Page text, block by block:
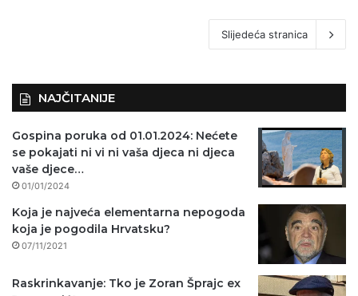
Slijedeća stranica
NAJČITANIJE
Gospina poruka od 01.01.2024: Nećete
se pokajati ni vi ni vaša djeca ni djeca
vaše djece…
01/01/2024
Koja je najveća elementarna nepogoda
koja je pogodila Hrvatsku?
07/11/2021
Raskrinkavanje: Tko je Zoran Šprajc ex